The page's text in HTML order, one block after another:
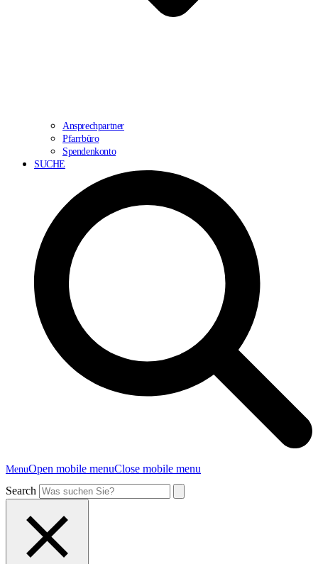
Ansprechpartner
Pfarrbüro
Spendenkonto
SUCHE
MenuOpen mobile menuClose mobile menu
Search